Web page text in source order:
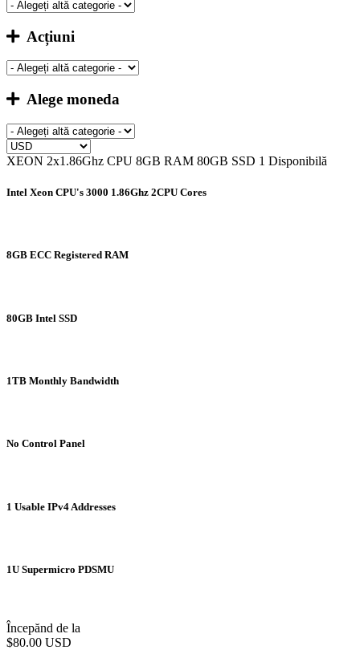
Acțiuni
Alege moneda
XEON 2x1.86Ghz CPU 8GB RAM 80GB SSD 1 Disponibilă
Intel Xeon CPU's 3000 1.86Ghz 2CPU Cores
8GB ECC Registered RAM
80GB Intel SSD
1TB Monthly Bandwidth
No Control Panel
1 Usable IPv4 Addresses
1U Supermicro PDSMU
Începănd de la
$80.00 USD